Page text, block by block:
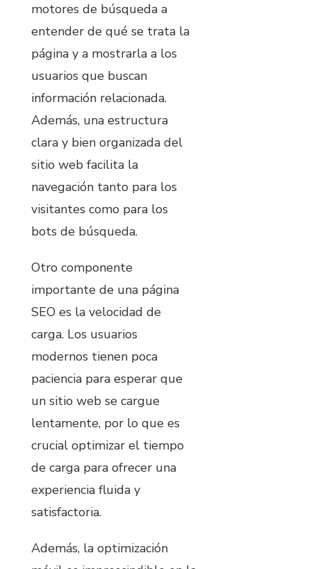
motores de búsqueda a
entender de qué se trata la
página y a mostrarla a los
usuarios que buscan
información relacionada.
Además, una estructura
clara y bien organizada del
sitio web facilita la
navegación tanto para los
visitantes como para los
bots de búsqueda.
Otro componente
importante de una página
SEO es la velocidad de
carga. Los usuarios
modernos tienen poca
paciencia para esperar que
un sitio web se cargue
lentamente, por lo que es
crucial optimizar el tiempo
de carga para ofrecer una
experiencia fluida y
satisfactoria.
Además, la optimización